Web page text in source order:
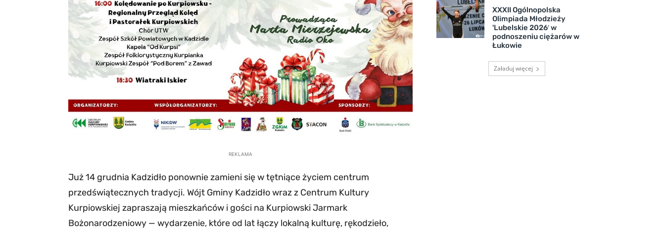
REKLAMA
Już 14 grudnia Kadzidło ponownie zamieni się w tętniące życiem centrum
przedświątecznych tradycji. Wójt Gminy Kadzidło wraz z Centrum Kultury
Kurpiowskiej zapraszają mieszkańców i gości na Kurpiowski Jarmark
Bożonarodzeniowy — wydarzenie, które od lat łączy lokalną kulturę, rękodzieło,
XXXII Ogólnopolska
Olimpiada Młodzieży
'Lubelskie 2026′ w
podnoszeniu ciężarów w
Łukowie
Załaduj więcej